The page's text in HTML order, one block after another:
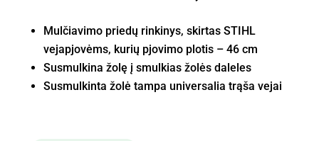
Mulčiavimo priedų rinkinys, skirtas STIHL
vejapjovėms, kurių pjovimo plotis – 46 cm
Susmulkina žolę į smulkias žolės daleles
Susmulkinta žolė tampa universalia trąša vejai